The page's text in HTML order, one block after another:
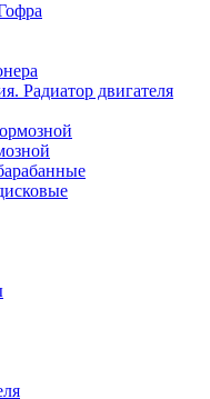
Радиатор двигателя